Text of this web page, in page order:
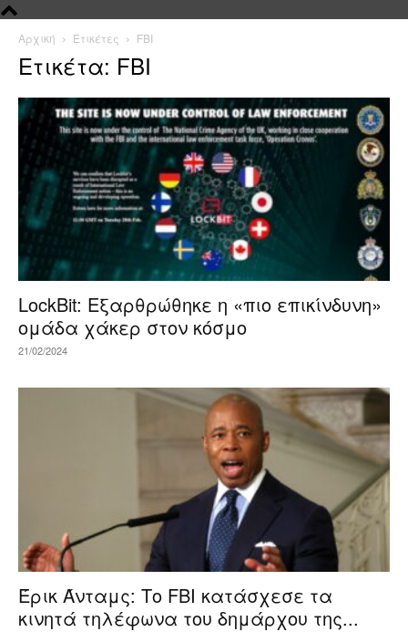
Αρχική Ετικέτες FBI
Ετικέτα: FBI
LockBit: Εξαρθρώθηκε η «πιο επικίνδυνη»
ομάδα χάκερ στον κόσμο
21/02/2024
Έρικ Άνταμς: Το FBI κατάσχεσε τα
κινητά τηλέφωνα του δημάρχου της...